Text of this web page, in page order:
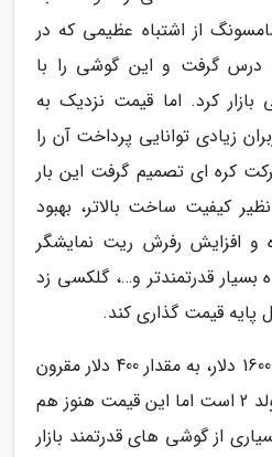
از اشتباه عظیمی که در
بود درس گرفت و این گوشی را با
بازار کرد. اما قیمت نزدیک به
زیادی توانایی پرداخت آن را
کره ای تصمیم گرفت این بار
کیفیت ساخت بالاتر، بهبود
و افزایش رفرش ریت نمایشگر
پردازنده بسیار قدرتمندتر و…، گلکسی زد
اگرچه این گوشی با قیمت 1600 دلار، به مقدار 400 دلار مقرون
به صرفه تر از گلکسی زد فولد 2 است اما این قیمت هنوز هم
از گوشی های قدرتمند بازار